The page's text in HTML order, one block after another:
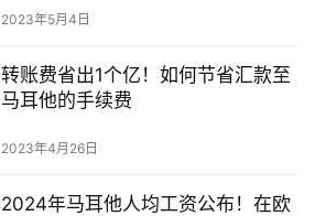
2023年5月4日
转账费省出1个亿！如何节省汇款至
马耳他的手续费
2023年4月26日
2024年马耳他人均工资公布！在欧